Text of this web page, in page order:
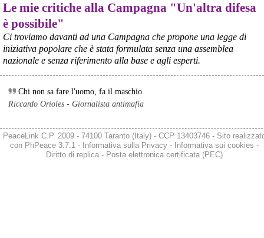
@peacelink - 6/8/2026 21:08
Il governatore di Puglia Decaro esce dal vertice al Mimit più
preoccupato di come era entrato, lamentando l’assenza di certezze
sulla procedura di gara e ribadendo la necessità di un ruolo diretto
dello Stato.
Anche il sindaco di Taranto, Bitetti, chiede un piano industriale
chiaro, garanzie sulla salute e strumenti di tutela per i lavoratori
dell’area a freddo. La Provincia parla di un tavolo “senza decisioni”.
Fonte: Cronache Tarantine
#ILVA
@peacelink - 6/8/2026 21:08
cronachetarantine.it/index.php
Il ministro ha ribadito che il Governo applicherà la sentenza, ma
agirà per evitare quella che i sindacati definiscono una “bomba
Le mie critiche alla Campagna "Un'altra difesa
è possibile"
Ci troviamo davanti ad una Campagna che propone una legge di
iniziativa popolare che è stata formulata senza una assemblea
nazionale e senza riferimento alla base e agli esperti.
Chi non sa fare l'uomo, fa il maschio.
Riccardo Orioles - Giornalista antimafia
PeaceLink C.P. 2009 - 74100 Taranto (Italy) - CCP 13403746 - Sito
con PhPeace 3.7.1- Informativa sulla Privacy- Informativa sui cookies -
Diritto di replica- Posta elettronica certificata (PEC)